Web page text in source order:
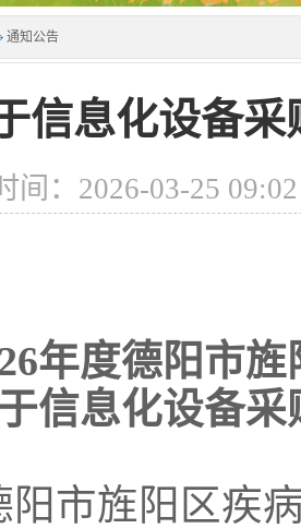
通知公告
信息化设备
间：2026-03-25
年度德阳市
信息化设备
市旌阳区疾